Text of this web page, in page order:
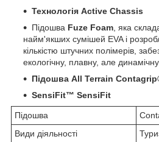
Технологія Active Chassis
Підошва Fuze Foam , яка
найм'якших сумішей EVA і
кількістю штучних полімерів,
екологічну, плавну, але
Підошва All Terrain
SensiFit™ SensiFit
Підошва
Види діяльності